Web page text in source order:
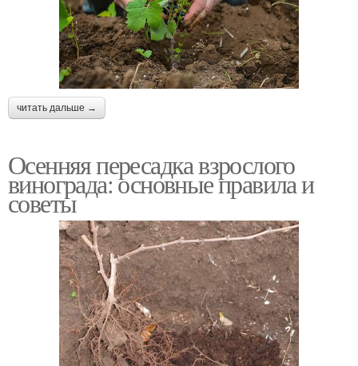
читать дальше →
Осенняя пересадка взрослого
винограда: основные правила и
советы